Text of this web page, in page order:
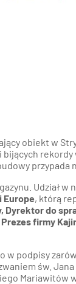
obiekt w
rekordy
przypada
Udział w
Europe, którą
Dyrektor do
firmy
podpisy
św.
Mariawitów